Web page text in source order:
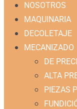
NOSOTROS
MAQUINARIA
DECOLETAJE
MECANIZADO
DE
ALTA
PIEZAS